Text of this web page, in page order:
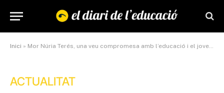
Inici » Mor Núria Terés, una veu compromesa amb l’educació i el jovent
ACTUALITAT